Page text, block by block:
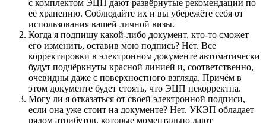
с комплектом ЭЦП дают развёрнутые рекомендации по
её хранению. Соблюдайте их и вы убережёте себя от
использования вашей личной визы.
Когда я подпишу какой-либо документ, кто-то сможет
его изменить, оставив мою подпись? Нет. Все
корректировки в электронном документе автоматически
будут подчёркнуты красной линией и, соответственно,
очевидны даже с поверхностного взгляда. Причём в
этом документе будет стоять, что ЭЦП некорректна.
Могу ли я отказаться от своей электронной подписи,
если она уже стоит на документе? Нет. УКЭП обладает
рядом атрибутов, которые моментально дают